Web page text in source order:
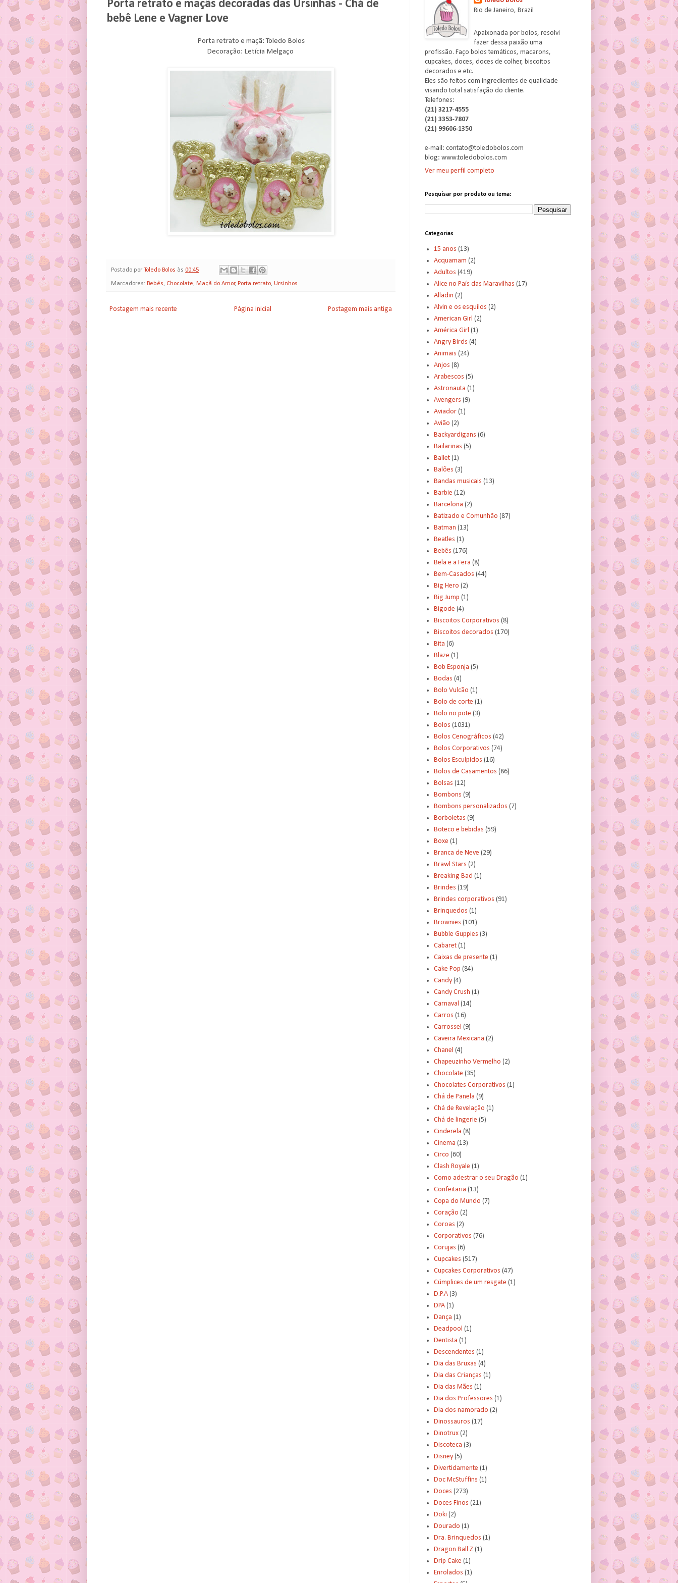
Porta retrato e maçãs decoradas das Ursinhas - Chá de
bebê Lene e Vagner Love
Porta retrato e maçã: Toledo Bolos
Decoração: Letícia Melgaço
Postado por Toledo Bolos às 00:45
Marcadores: Bebês, Chocolate, Maçã do Amor, Porta retrato, Ursinhos
Postagem mais recente Postagem mais antiga
Página inicial
Rio de Janeiro, Brazil
Apaixonada por bolos, resolvi
fazer dessa paixão uma
profissão. Faço bolos temáticos, macarons,
cupcakes, doces, doces de colher, biscoitos
decorados e etc.
Eles são feitos com ingredientes de qualidade
visando total satisfação do cliente.
Telefones:
(21) 3217-4555
(21) 3353-7807
(21) 99606-1350
e-mail: contato@toledobolos.com
blog: www.toledobolos.com
Ver meu perfil completo
Pesquisar por produto ou tema:
Categorias
15 anos (13)
Acquamam (2)
Adultos (419)
Alice no País das Maravilhas (17)
Alladin (2)
Alvin e os esquilos (2)
American Girl (2)
América Girl (1)
Angry Birds (4)
Animais (24)
Anjos (8)
Arabescos (5)
Astronauta (1)
Avengers (9)
Aviador (1)
Avião (2)
Backyardigans (6)
Bailarinas (5)
Ballet (1)
Balões (3)
Bandas musicais (13)
Barbie (12)
Barcelona (2)
Batizado e Comunhão (87)
Batman (13)
Beatles (1)
Bebês (176)
Bela e a Fera (8)
Bem-Casados (44)
Big Hero (2)
Big Jump (1)
Bigode (4)
Biscoitos Corporativos (8)
Biscoitos decorados (170)
Bita (6)
Blaze (1)
Bob Esponja (5)
Bodas (4)
Bolo Vulcão (1)
Bolo de corte (1)
Bolo no pote (3)
Bolos (1031)
Bolos Cenográficos (42)
Bolos Corporativos (74)
Bolos Esculpidos (16)
Bolos de Casamentos (86)
Bolsas (12)
Bombons (9)
Bombons personalizados (7)
Borboletas (9)
Boteco e bebidas (59)
Boxe (1)
Branca de Neve (29)
Brawl Stars (2)
Breaking Bad (1)
Brindes (19)
Brindes corporativos (91)
Brinquedos (1)
Brownies (101)
Bubble Guppies (3)
Cabaret (1)
Caixas de presente (1)
Cake Pop (84)
Candy (4)
Candy Crush (1)
Carnaval (14)
Carros (16)
Carrossel (9)
Caveira Mexicana (2)
Chanel (4)
Chapeuzinho Vermelho (2)
Chocolate (35)
Chocolates Corporativos (1)
Chá de Panela (9)
Chá de Revelação (1)
Chá de lingerie (5)
Cinderela (8)
Cinema (13)
Circo (60)
Clash Royale (1)
Como adestrar o seu Dragão (1)
Confeitaria (13)
Copa do Mundo (7)
Coração (2)
Coroas (2)
Corporativos (76)
Corujas (6)
Cupcakes (517)
Cupcakes Corporativos (47)
Cúmplices de um resgate (1)
D.P.A (3)
DPA (1)
Dança (1)
Deadpool (1)
Dentista (1)
Descendentes (1)
Dia das Bruxas (4)
Dia das Crianças (1)
Dia das Mães (1)
Dia dos Professores (1)
Dia dos namorado (2)
Dinossauros (17)
Dinotrux (2)
Discoteca (3)
Disney (5)
Divertidamente (1)
Doc McStuffins (1)
Doces (273)
Doces Finos (21)
Doki (2)
Dourado (1)
Dra. Brinquedos (1)
Dragon Ball Z (1)
Drip Cake (1)
Enrolados (1)